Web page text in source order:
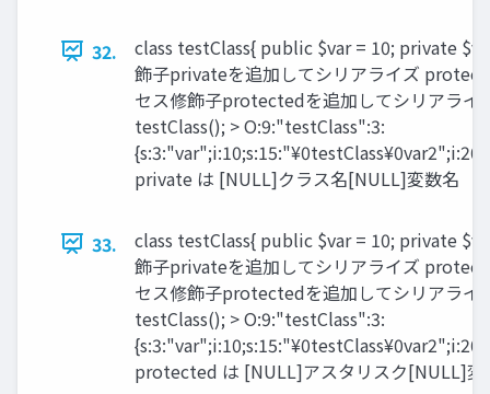
32.
class testClass{ public $var = 10; private
飾子privateを追加してシリアライズ
セス修飾子protectedを追加してシリアライ
testClass(); > O:9:"testClass":3:
private は [NULL]クラス名[NULL]変数名
33.
class testClass{ public $var = 10; private
飾子privateを追加してシリアライズ
セス修飾子protectedを追加してシリアライ
testClass(); > O:9:"testClass":3:
protected は [NULL]アスタリスク[NULL]変